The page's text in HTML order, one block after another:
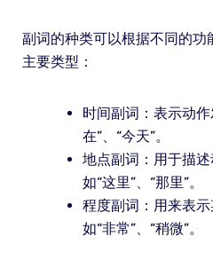
副词的种类可以根据不同的功
主要类型：
时间副词：表示动
在”、“今天”。
地点副词：用于描
如“这里”、“那里”。
程度副词：用来表
如“非常”、“稍微”。